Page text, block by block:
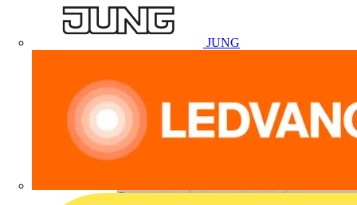
JUNG